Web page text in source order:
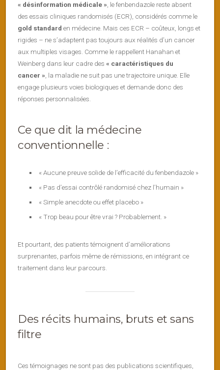
« désinformation médicale » , le fenbendazole reste absent
des essais cliniques randomisés (ECR), considérés comme le
gold standard en médecine. Mais ces ECR – coûteux, longs et
rigides – ne s’adaptent pas toujours aux réalités d’un cancer
aux multiples visages. Comme le rappellent Hanahan et
Weinberg dans leur cadre des « caractéristiques du
cancer » , la maladie ne suit pas une trajectoire unique. Elle
engage plusieurs voies biologiques et demande donc des
réponses personnalisées.
Ce que dit la médecine
conventionnelle :
« Aucune preuve solide de l’efficacité du fenbendazole »
« Pas d’essai contrôlé randomisé chez l’humain »
« Simple anecdote ou effet placebo »
« Trop beau pour être vrai ? Probablement. »
Et pourtant, des patients témoignent d’améliorations
surprenantes, parfois même de rémissions, en intégrant ce
traitement dans leur parcours.
Des récits humains, bruts et sans
filtre
Ces témoignages ne sont pas des publications scientifiques,